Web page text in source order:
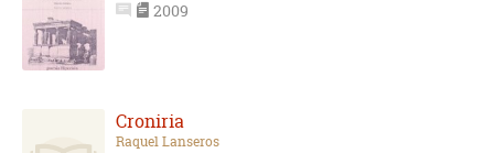
2009
Croniria
Raquel Lanseros